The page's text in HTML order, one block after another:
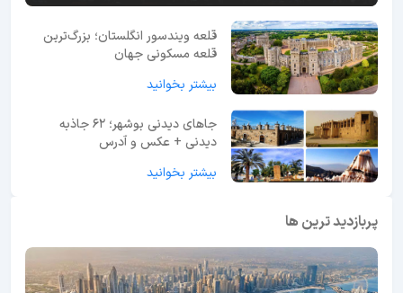
قلعه ویندسور انگلستان؛ بزرگ‌ترین
قلعه مسکونی جهان
بیشتر بخوانید
جاهای دیدنی بوشهر؛ 62 جاذبه
دیدنی + عکس و آدرس
بیشتر بخوانید
پربازدید ترین ها